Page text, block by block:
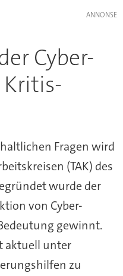
Cyber-
Fragen wird
(TAK) des
wurde der
von Cyber-
gewinnt.
aktuell unter
zu